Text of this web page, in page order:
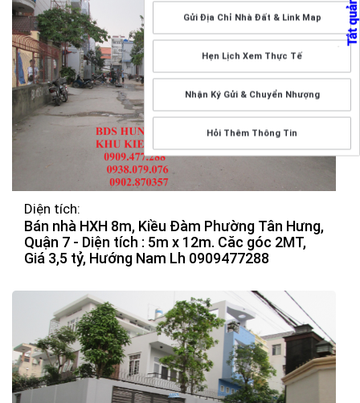
Gửi Địa Chỉ Nhà Đất & Link Map
Hẹn Lịch Xem Thực Tế
Nhận Ký Gửi & Chuyển Nhượng
Hỏi Thêm Thông Tin
Diện tích:
Bán nhà HXH 8m, Kiều Đàm Phường Tân Hưng,
Quận 7 - Diện tích : 5m x 12m. Căc góc 2MT,
Giá 3,5 tỷ, Hướng Nam Lh 0909477288